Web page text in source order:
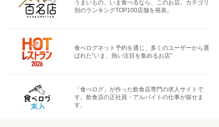
うまいもの、いま食べるなら、このお店。カテゴリ
別のランキングTOP100店舗を発表。
食べログネット予約を通じ、多くのユーザーから選
ばれた"いま、熱い注目を集めるお店"
「食べログ」が作った飲食店専門の求人サイトで
す。飲食店の正社員・アルバイトの仕事が探せま
す。